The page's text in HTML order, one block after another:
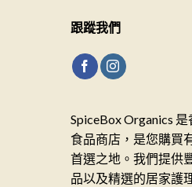
跟蹤我們
SpiceBox Organics
食品商店，是您購買
首選之地。我們提供
品以及精選的居家護